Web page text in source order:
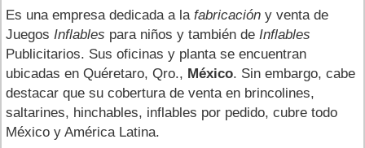
Es una empresa dedicada a la fabricación y venta de
Juegos Inflables para niños y también de Inflables
Publicitarios. Sus oficinas y planta se encuentran
ubicadas en Quéretaro, Qro., México. Sin embargo, cabe
destacar que su cobertura de venta en brincolines,
saltarines, hinchables, inflables por pedido, cubre todo
México y América Latina.